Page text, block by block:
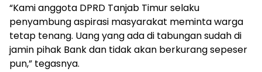
“Kami anggota DPRD Tanjab Timur selaku
penyambung aspirasi masyarakat meminta warga
tetap tenang. Uang yang ada di tabungan sudah di
jamin pihak Bank dan tidak akan berkurang sepeser
pun,” tegasnya.